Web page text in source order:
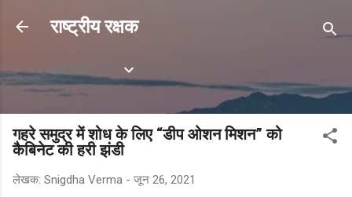
सीधे मुख्य सामग्री पर जाएं
राष्ट्रीय रक्षक
Labels
गहरे समुद्र में शोध के लिए “डीप ओशन मिशन” को
कैबिनेट की हरी झंडी
लेखक: Snigdha Verma - जून 26, 2021